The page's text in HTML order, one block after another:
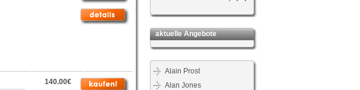
140.00€
aktuelle Angebote
Alain Prost
Alan Jones